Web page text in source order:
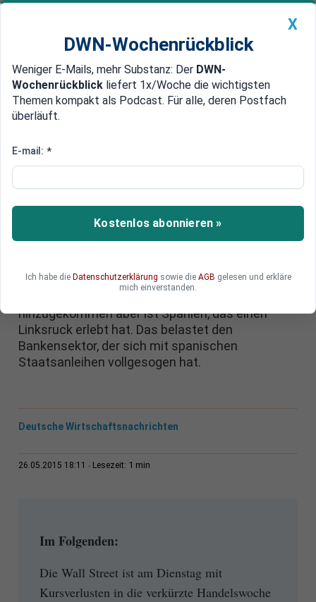
Newsticker MEIN DWN: Geldanlage Premium
Edelmetalle DWN-Magazin China
„Auflösung nach unten“
Börse: Dax schließt deutlich im
Minus
Das Seitwärtsgeschiebe der letzten Woche löst
Märkte unter Druck, während in Europa die Sorge
hinzugekommen aber ist Spanien, das einen
Linksruck erlebt hat. Das belastet den
Bankensektor, der sich mit spanischen
Staatsanleihen vollgesogen hat.
Deutsche Wirtschaftsnachrichten
26.05.2015 18:11 Lesezeit: 1 min
Im Folgenden:
Die Wall Street ist am Dienstag mit
Kursverlusten in die verkürzte Handelswoche
X
DWN-Wochenrückblick
Weniger E-Mails, mehr Substanz: Der DWN-
Wochenrückblick liefert 1x/Woche die wichtigsten
Themen kompakt als Podcast. Für alle, deren Postfach
überläuft.
E-mail: *
Kostenlos abonnieren »
Ich habe die Datenschutzerklärung sowie die AGB gelesen und erkläre
mich einverstanden.